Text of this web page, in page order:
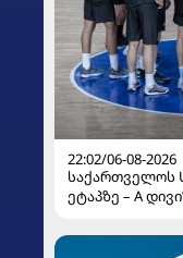
22:02/06-08-2026
საქართველოს
ეტაპზე – A